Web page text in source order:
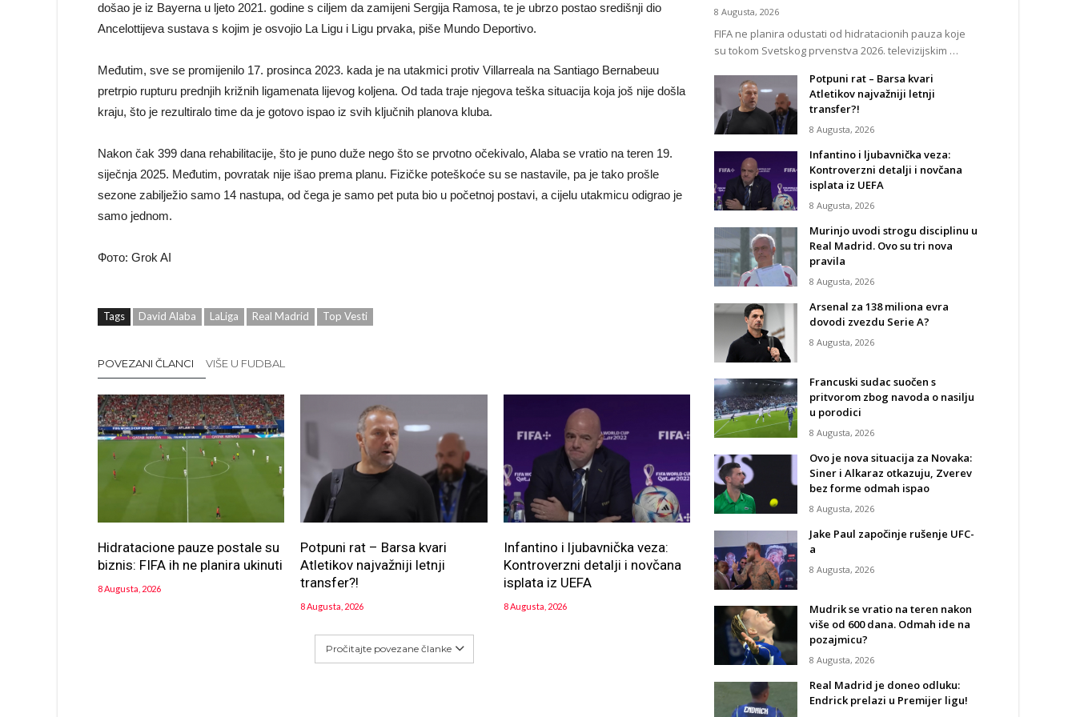
došao je iz Bayerna u ljeto 2021. godine s ciljem da zamijeni Sergija Ramosa, te je ubrzo postao središnji dio
Ancelottijeva sustava s kojim je osvojio La Ligu i Ligu prvaka, piše Mundo Deportivo.
Međutim, sve se promijenilo 17. prosinca 2023. kada je na utakmici protiv Villarreala na Santiago Bernabeuu
pretrpio rupturu prednjih križnih ligamenata lijevog koljena. Od tada traje njegova teška situacija koja još nije došla
kraju, što je rezultiralo time da je gotovo ispao iz svih ključnih planova kluba.
Nakon čak 399 dana rehabilitacije, što je puno duže nego što se prvotno očekivalo, Alaba se vratio na teren 19.
siječnja 2025. Međutim, povratak nije išao prema planu. Fizičke poteškoće su se nastavile, pa je tako prošle
sezone zabilježio samo 14 nastupa, od čega je samo pet puta bio u početnoj postavi, a cijelu utakmicu odigrao je
samo jednom.
Фото: Grok AI
Tags David Alaba LaLiga Real Madrid Top Vesti
POVEZANI ČLANCI VIŠE U FUDBAL
Hidratacione pauze postale su
biznis: FIFA ih ne planira ukinuti
8 Augusta, 2026
Potpuni rat – Barsa kvari
Atletikov najvažniji letnji
transfer?!
8 Augusta, 2026
Infantino i ljubavnička veza:
Kontroverzni detalji i novčana
isplata iz UEFA
8 Augusta, 2026
Pročitajte povezane članke
8 Augusta, 2026
FIFA ne planira odustati od hidratacionih pauza koje
su tokom Svetskog prvenstva 2026. televizijskim …
Potpuni rat – Barsa kvari
Atletikov najvažniji letnji
transfer?!
8 Augusta, 2026
Infantino i ljubavnička veza:
Kontroverzni detalji i novčana
isplata iz UEFA
8 Augusta, 2026
Murinjo uvodi strogu disciplinu u
Real Madrid. Ovo su tri nova
pravila
8 Augusta, 2026
Arsenal za 138 miliona evra
dovodi zvezdu Serie A?
8 Augusta, 2026
Francuski sudac suočen s
pritvorom zbog navoda o nasilju
u porodici
8 Augusta, 2026
Ovo je nova situacija za Novaka:
Siner i Alkaraz otkazuju, Zverev
bez forme odmah ispao
8 Augusta, 2026
Jake Paul započinje rušenje UFC-
a
8 Augusta, 2026
Mudrik se vratio na teren nakon
više od 600 dana. Odmah ide na
pozajmicu?
8 Augusta, 2026
Real Madrid je doneo odluku:
Endrick prelazi u Premijer ligu!